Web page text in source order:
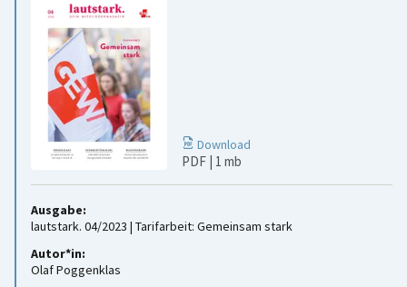
Download
PDF | 1 mb
Ausgabe:
lautstark. 04/2023 | Tarifarbeit: Gemeinsam stark
Autor*in:
Olaf Poggenklas